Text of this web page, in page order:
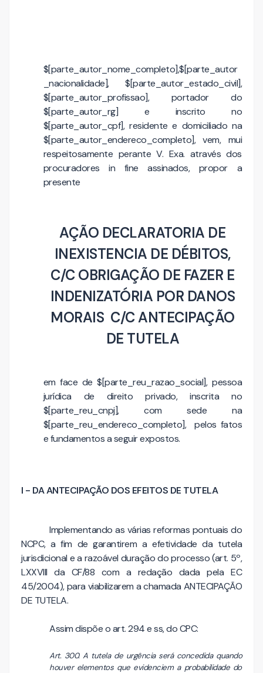
$[parte_autor_nome_completo],$[parte_autor
_nacionalidade], $[parte_autor_estado_civil],
$[parte_autor_profissao], portador do
$[parte_autor_rg] e inscrito no
$[parte_autor_cpf], residente e domiciliado na
$[parte_autor_endereco_completo], vem, mui
respeitosamente perante V. Exa. através dos
procuradores in fine assinados, propor a
presente
AÇÃO DECLARATORIA DE
INEXISTENCIA DE DÉBITOS,
C/C OBRIGAÇÃO DE FAZER E
INDENIZATÓRIA POR DANOS
MORAIS C/C ANTECIPAÇÃO
DE TUTELA
em face de $[parte_reu_razao_social], pessoa
jurídica de direito privado, inscrita no
$[parte_reu_cnpj], com sede na
$[parte_reu_endereco_completo], pelos fatos
e fundamentos a seguir expostos.
I - DA ANTECIPAÇÃO DOS EFEITOS DE TUTELA
Implementando as várias reformas pontuais do
NCPC, a fim de garantirem a efetividade da tutela
jurisdicional e a razoável duração do processo (art. 5º,
LXXVIII da CF/88 com a redação dada pela EC
45/2004), para viabilizarem a chamada ANTECIPAÇÃO
DE TUTELA.
Assim dispõe o art. 294 e ss, do CPC:
Art. 300. A tutela de urgência será concedida quando
houver elementos que evidenciem a probabilidade do